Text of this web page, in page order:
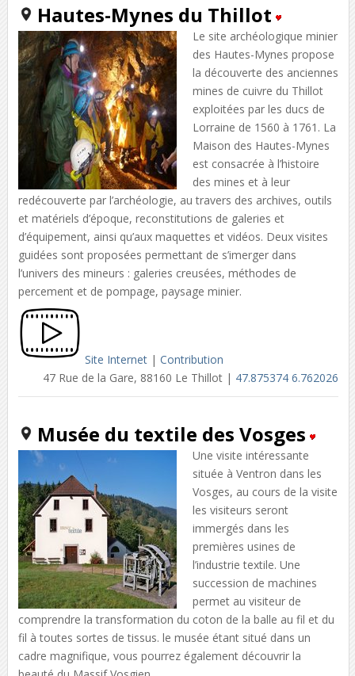
Hautes-Mynes du Thillot
Le site archéologique minier
des Hautes-Mynes propose
la découverte des anciennes
mines de cuivre du Thillot
exploitées par les ducs de
Lorraine de 1560 à 1761. La
Maison des Hautes-Mynes
est consacrée à l’histoire
des mines et à leur
redécouverte par l’archéologie, au travers des archives, outils
et matériels d’époque, reconstitutions de galeries et
d’équipement, ainsi qu’aux maquettes et vidéos. Deux visites
guidées sont proposées permettant de s’imerger dans
l’univers des mineurs : galeries creusées, méthodes de
percement et de pompage, paysage minier.
Site Internet| Contribution
47 Rue de la Gare, 88160 Le Thillot | 47.875374 6.762026
Musée du textile des Vosges
Une visite intéressante
située à Ventron dans les
Vosges, au cours de la visite
les visiteurs seront
immergés dans les
premières usines de
l’industrie textile. Une
succession de machines
permet au visiteur de
comprendre la transformation du coton de la balle au fil et du
fil à toutes sortes de tissus. le musée étant situé dans un
cadre magnifique, vous pourrez également découvrir la